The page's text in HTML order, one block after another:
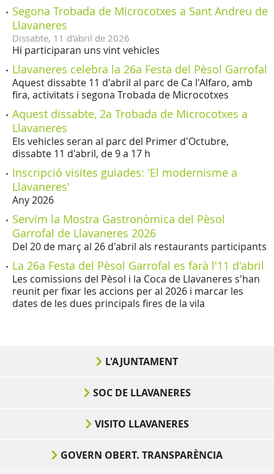
Segona Trobada de Microcotxes a Sant Andreu de
Llavaneres
Dissabte, 11 d'abril de 2026
Hi participaran uns vint vehicles
Llavaneres celebra la 26a Festa del Pèsol Garrofal
Aquest dissabte 11 d'abril al parc de Ca l'Alfaro, amb
fira, activitats i segona Trobada de Microcotxes
Aquest dissabte, 2a Trobada de Microcotxes a
Llavaneres
Els vehicles seran al parc del Primer d'Octubre,
dissabte 11 d'abril, de 9 a 17 h
Inscripció visites guiades: 'El modernisme a
Llavaneres'
Any 2026
Servim la Mostra Gastronòmica del Pèsol
Garrofal de Llavaneres 2026
Del 20 de març al 26 d'abril als restaurants participants
La 26a Festa del Pèsol Garrofal es farà l'11 d'abril
Les comissions del Pèsol i la Coca de Llavaneres s'han
reunit per fixar les accions per al 2026 i marcar les
dates de les dues principals fires de la vila
L'AJUNTAMENT
SOC DE LLAVANERES
VISITO LLAVANERES
GOVERN OBERT. TRANSPARÈNCIA